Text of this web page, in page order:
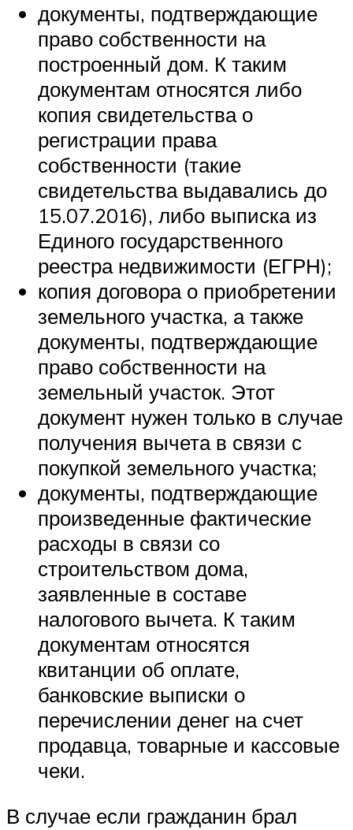
документы, подтверждающие
право собственности на
построенный дом. К таким
документам относятся либо
копия свидетельства о
регистрации права
собственности (такие
свидетельства выдавались до
15.07.2016), либо выписка из
Единого государственного
реестра недвижимости (ЕГРН);
копия договора о приобретении
земельного участка, а также
документы, подтверждающие
право собственности на
земельный участок. Этот
документ нужен только в случае
получения вычета в связи с
покупкой земельного участка;
документы, подтверждающие
произведенные фактические
расходы в связи со
строительством дома,
заявленные в составе
налогового вычета. К таким
документам относятся
квитанции об оплате,
банковские выписки о
перечислении денег на счет
продавца, товарные и кассовые
чеки.
В случае если гражданин брал